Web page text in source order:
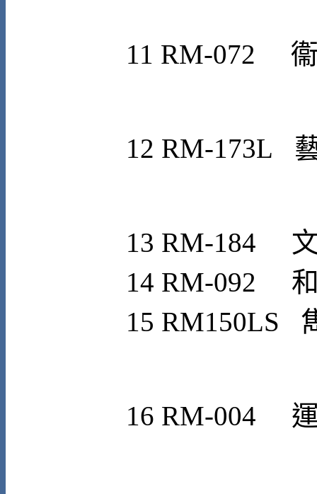
11 RM-072
12 RM-173L
13 RM-184
14 RM-092
15 RM150LS
16 RM-004